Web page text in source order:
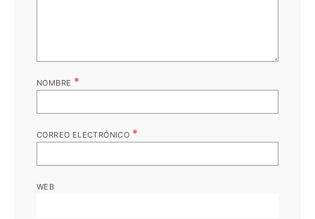
NOMBRE *
CORREO ELECTRÓNICO *
WEB